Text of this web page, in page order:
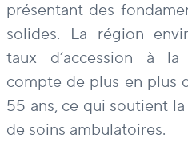
présentant des
solides. La région
taux d’accession à
compte de plus en plus
55 ans, ce qui soutient
de soins ambulatoires.